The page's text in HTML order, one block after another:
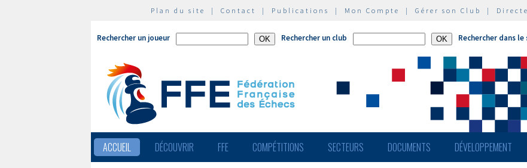
Plan du site | Contact | Publications | Mon Compte | Gérer son Club |
Rechercher un joueur Rechercher un club Rechercher dans
ACCUEIL DÉCOUVRIR FFE COMPÉTITIONS SECTEURS DOCUMENTS DÉVELOPPEMENT